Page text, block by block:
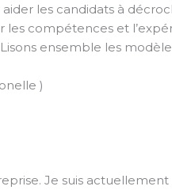
les candidats à
compétences et
ensemble les
)
Je suis